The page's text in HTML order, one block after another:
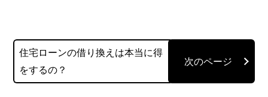
住宅ローンの借り換えは本当に得
をするの？